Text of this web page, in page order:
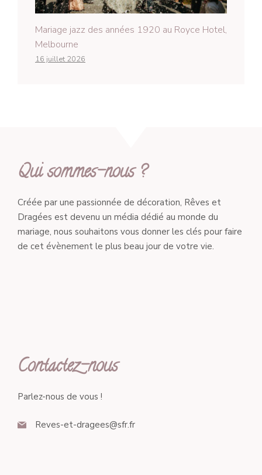
Mariage jazz des années 1920 au Royce Hotel,
Melbourne
16 juillet 2026
Qui sommes-nous ?
Créée par une passionnée de décoration, Rêves et
Dragées est devenu un média dédié au monde du
mariage, nous souhaitons vous donner les clés pour faire
de cet évènement le plus beau jour de votre vie.
Contactez-nous
Parlez-nous de vous !
Reves-et-dragees@sfr.fr